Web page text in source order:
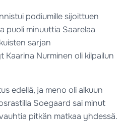
podiumille sijoittuen
puoli minuuttia Saarelaa
sarjan
Nurminen oli kilpailun
edellä, ja meno oli alkuun
Soegaard sai minut
pitkän matkaa yhdessä.